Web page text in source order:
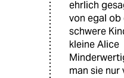
ehrlich
von egal ob
schwere
kleine Alice
man sie